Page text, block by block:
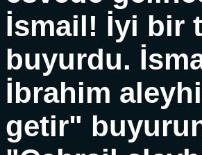
İsmail! İyi bir
buyurdu.
İbrahim
getir"